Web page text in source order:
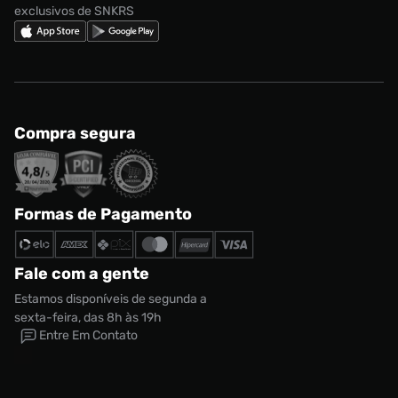
exclusivos de SNKRS
Compra segura
Formas de Pagamento
Fale com a gente
Estamos disponíveis de segunda a
sexta-feira, das 8h às 19h
Entre Em Contato